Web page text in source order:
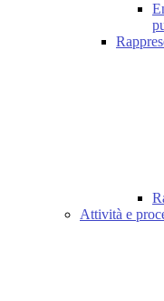
Attività e